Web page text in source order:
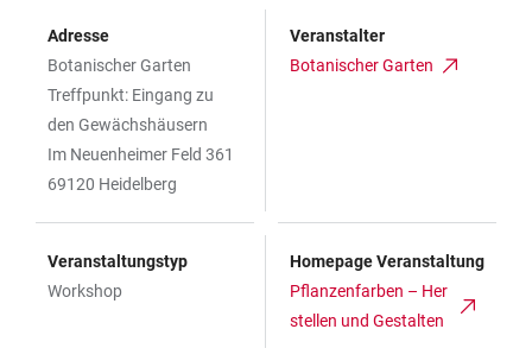
Adresse
Botanischer Garten
Treffpunkt: Eingang zu
den Gewächshäusern
Im Neuenheimer Feld 361
69120 Heidelberg
Veranstalter
Botanischer Garten
Veranstaltungstyp
Workshop
Homepage Veranstaltung
Pflanzenfarben – Her
stellen und Gestalten